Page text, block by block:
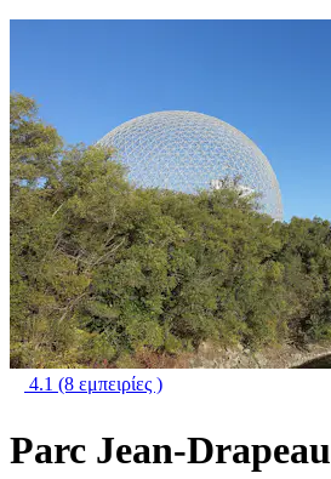
4.1 (8 εμπειρίες )
Parc Jean-Drapeau